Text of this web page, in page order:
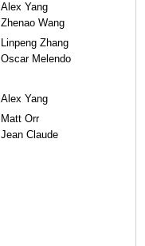
Alex Yang
Zhenao Wang
Linpeng Zhang
Oscar Melendo
Alex Yang
Matt Orr
Jean Claude